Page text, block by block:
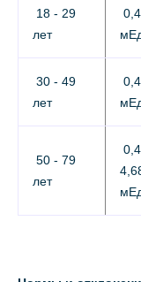
18 - 29
лет
30 - 49
лет
50 - 79
лет